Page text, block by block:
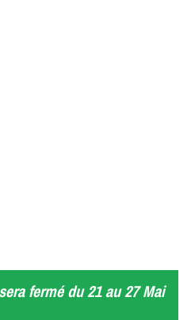
fermé du 21 au 27 Mai